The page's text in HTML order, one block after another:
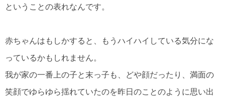
ということの表れなんです。
赤ちゃんはもしかすると、もうハイハイしている気分にな
っているかもしれません。
我が家の一番上の子と末っ子も、どや顔だったり、満面の
笑顔でゆらゆら揺れていたのを昨日のことのように思い出